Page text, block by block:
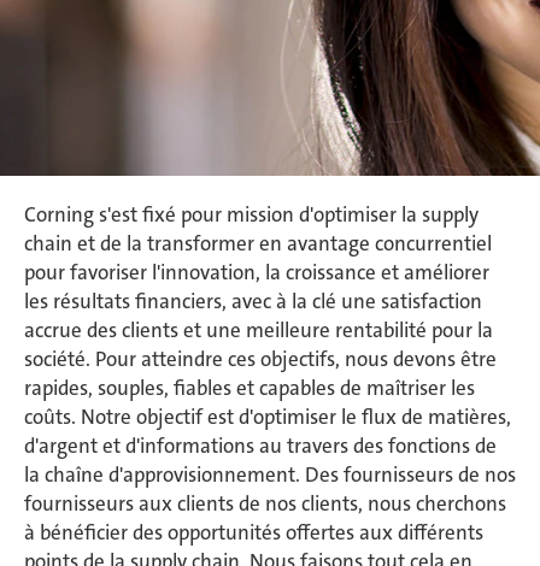
Corning s'est fixé pour mission d'optimiser la supply
chain et de la transformer en avantage concurrentiel
pour favoriser l'innovation, la croissance et améliorer
les résultats financiers, avec à la clé une satisfaction
accrue des clients et une meilleure rentabilité pour la
société. Pour atteindre ces objectifs, nous devons être
rapides, souples, fiables et capables de maîtriser les
coûts. Notre objectif est d'optimiser le flux de matières,
d'argent et d'informations au travers des fonctions de
la chaîne d'approvisionnement. Des fournisseurs de nos
fournisseurs aux clients de nos clients, nous cherchons
à bénéficier des opportunités offertes aux différents